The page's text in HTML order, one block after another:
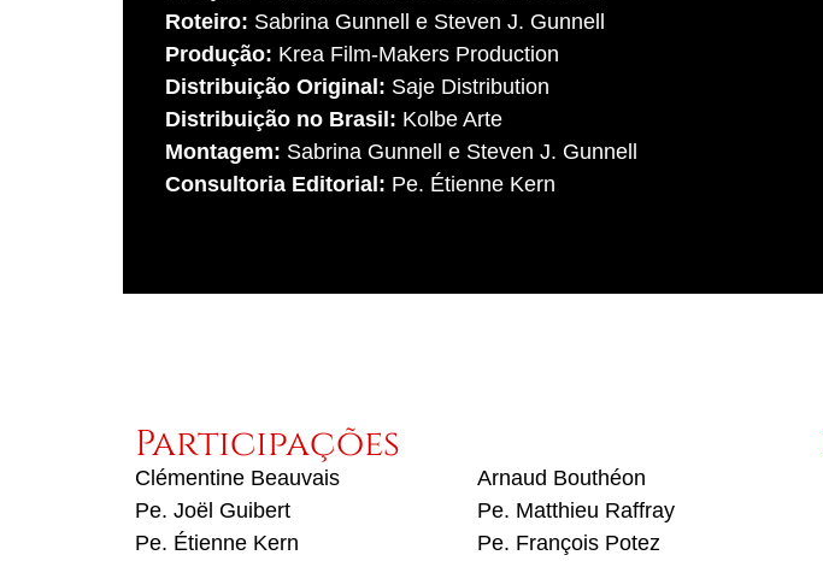
Roteiro: Sabrina Gunnell e Steven J. Gunnell
Produção: Krea Film-Makers Production
Distribuição Original: Saje Distribution
Distribuição no Brasil: Kolbe Arte
Montagem: Sabrina Gunnell e Steven J. Gunnell
Consultoria Editorial: Pe. Étienne Kern
Participações
Clémentine Beauvais
Pe. Joël Guibert
Pe. Étienne Kern
Arnaud Bouthéon
Pe. Matthieu Raffray
Pe. François Potez